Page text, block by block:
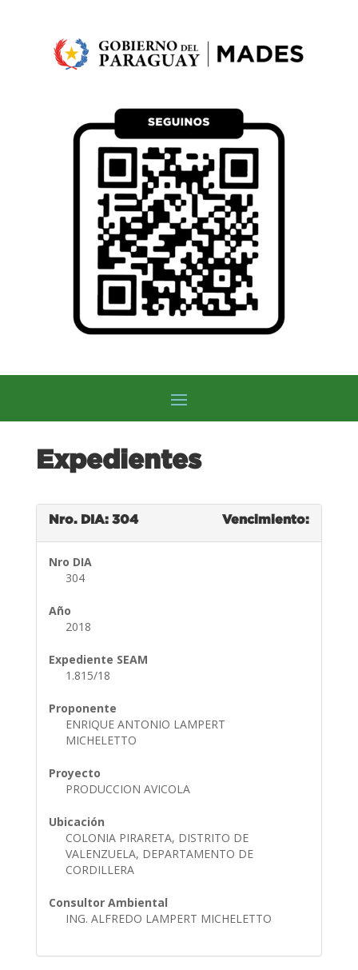
Expedientes
Nro. DIA: 304 Vencimiento:
Nro DIA
304
Año
2018
Expediente SEAM
1.815/18
Proponente
ENRIQUE ANTONIO LAMPERT
MICHELETTO
Proyecto
PRODUCCION AVICOLA
Ubicación
COLONIA PIRARETA, DISTRITO DE
VALENZUELA, DEPARTAMENTO DE
CORDILLERA
Consultor Ambiental
ING. ALFREDO LAMPERT MICHELETTO